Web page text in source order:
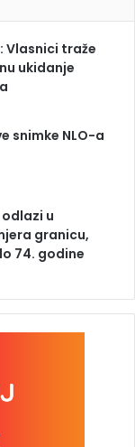
Vlasnici traže
ukidanje
snimke NLO-a
u
granicu,
74. godine